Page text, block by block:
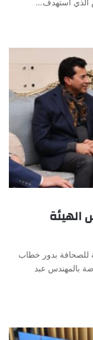
الهيئة
للصحافة بدور خطاب
بالمهندس عبد